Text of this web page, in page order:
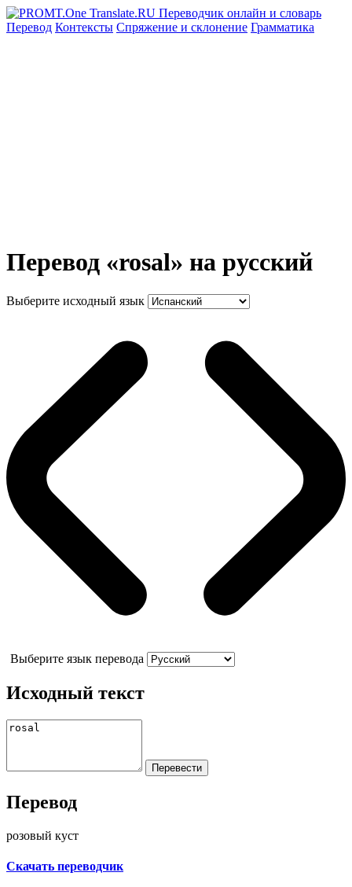
Перевод Контексты Спряжение и склонение Грамматика
Перевод «rosal» на русский
Выберите исходный язык
Выберите язык перевода
Исходный текст
Перевод
розовый куст
Скачать переводчик